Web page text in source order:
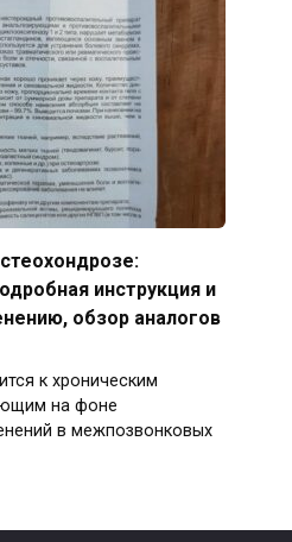
инструкция и
обзор аналогов
к хроническим
на фоне
в межпозвонковых